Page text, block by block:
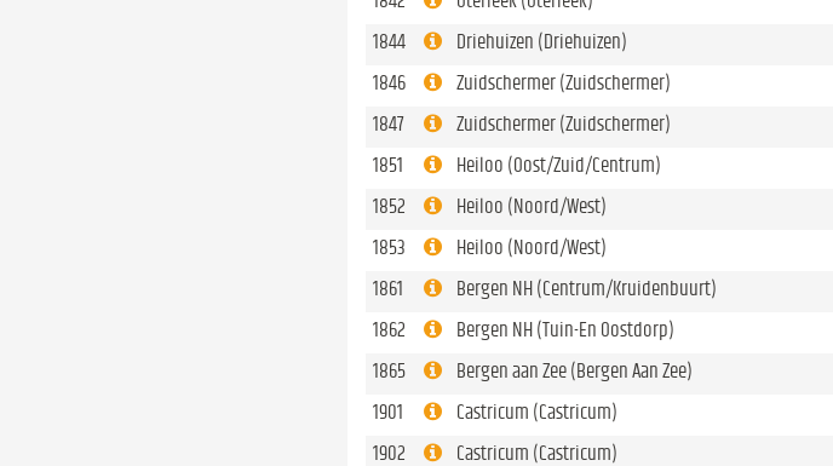
1844
Driehuizen (Driehuizen)
1846
Zuidschermer (Zuidschermer)
1847
Zuidschermer (Zuidschermer)
1851
Heiloo (Oost/Zuid/Centrum)
1852
Heiloo (Noord/West)
1853
Heiloo (Noord/West)
1861
Bergen NH (Centrum/Kruidenbuurt)
1862
Bergen NH (Tuin-En Oostdorp)
1865
Bergen aan Zee (Bergen Aan Zee)
1901
Castricum (Castricum)
1902
Castricum (Castricum)